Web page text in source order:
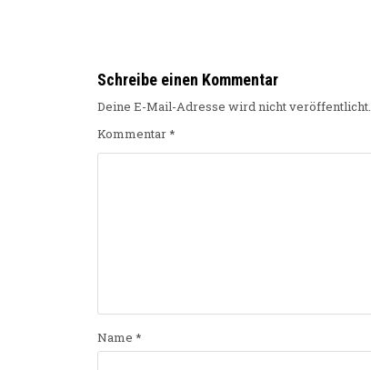
Schreibe einen Kommentar
Deine E-Mail-Adresse wird nicht veröffentlicht.
Kommentar*
Name *